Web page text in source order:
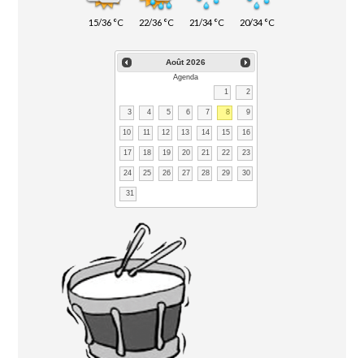
15/36 °C 22/36 °C 21/34 °C 20/34 °C
Août 2026
Agenda
1
2
3 4 5 6 7 8 9
10 11 12 13 14 15 16
17 18 19 20 21 22 23
24 25 26 27 28 29 30
31